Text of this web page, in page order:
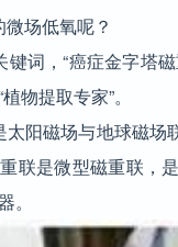
场低氧呢？
词，“癌症金字塔
物提取专家”。
阳磁场与地球磁场
联是微型磁重联，
。